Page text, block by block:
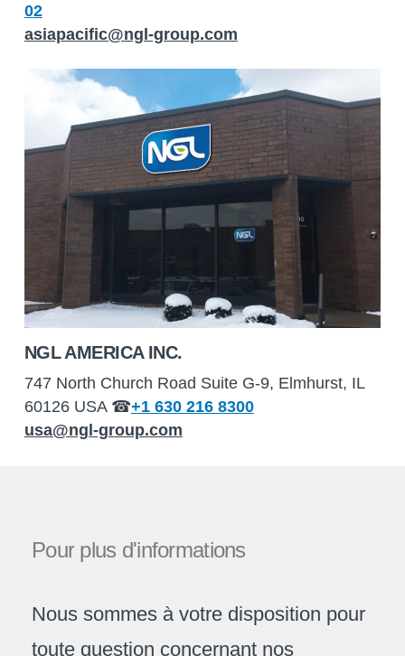
02
asiapacific@ngl-group.com
NGL AMERICA INC.
747 North Church Road Suite G-9, Elmhurst, IL
60126 USA ☎+1 630 216 8300
usa@ngl-group.com
Pour plus d'informations
Nous sommes à votre disposition pour
toute question concernant nos